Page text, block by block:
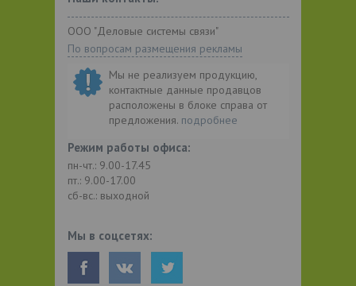
ООО "Деловые системы связи"
По вопросам размещения рекламы
Мы не реализуем продукцию,
контактные данные продавцов
расположены в блоке справа от
предложения. подробнее
Режим работы офиса:
пн-чт.: 9.00-17.45
пт.: 9.00-17.00
сб-вс.: выходной
Мы в соцсетях: